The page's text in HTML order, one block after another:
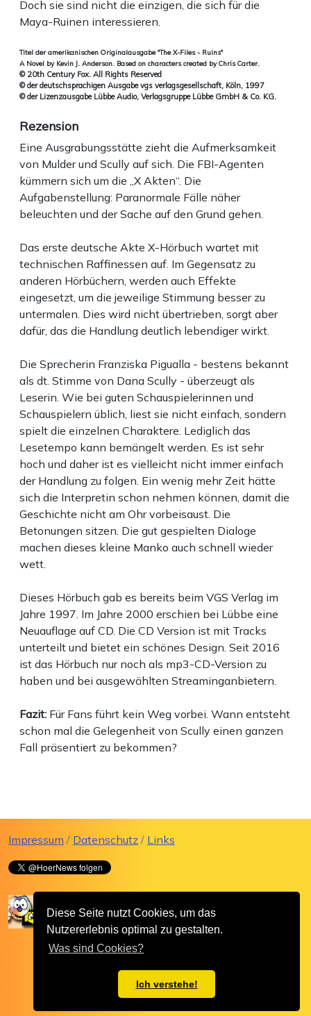
Diese Seite nutzt Cookies, um das
Nutzererlebnis optimal zu gestalten.
Was sind Cookies?
Ich verstehe!
Doch sie sind nicht die einzigen, die sich für die
Maya-Ruinen interessieren.
Titel der amerikanischen Originalausgabe "The X-Files - Ruins"
A Novel by Kevin J. Anderson. Based on characters created by Chris Carter.
© 20th Century Fox. All Rights Reserved
© der deutschsprachigen Ausgabe vgs verlagsgesellschaft, Köln, 1997
© der Lizenzausgabe Lübbe Audio, Verlagsgruppe Lübbe GmbH & Co. KG.
Rezension
Eine Ausgrabungsstätte zieht die Aufmerksamkeit
von Mulder und Scully auf sich. Die FBI-Agenten
kümmern sich um die „X Akten“. Die
Aufgabenstellung: Paranormale Fälle näher
beleuchten und der Sache auf den Grund gehen.
Das erste deutsche Akte X-Hörbuch wartet mit
technischen Raffinessen auf. Im Gegensatz zu
anderen Hörbüchern, werden auch Effekte
eingesetzt, um die jeweilige Stimmung besser zu
untermalen. Dies wird nicht übertrieben, sorgt aber
dafür, das die Handlung deutlich lebendiger wirkt.
Die Sprecherin Franziska Pigualla - bestens bekannt
als dt. Stimme von Dana Scully - überzeugt als
Leserin. Wie bei guten Schauspielerinnen und
Schauspielern üblich, liest sie nicht einfach, sondern
spielt die einzelnen Charaktere. Lediglich das
Lesetempo kann bemängelt werden. Es ist sehr
hoch und daher ist es vielleicht nicht immer einfach
der Handlung zu folgen. Ein wenig mehr Zeit hätte
sich die Interpretin schon nehmen können, damit die
Geschichte nicht am Ohr vorbeisaust. Die
Betonungen sitzen. Die gut gespielten Dialoge
machen dieses kleine Manko auch schnell wieder
wett.
Dieses Hörbuch gab es bereits beim VGS Verlag im
Jahre 1997. Im Jahre 2000 erschien bei Lübbe eine
Neuauflage auf CD. Die CD Version ist mit Tracks
unterteilt und bietet ein schönes Design. Seit 2016
ist das Hörbuch nur noch als mp3-CD-Version zu
haben und bei ausgewählten Streaminganbietern.
Fazit: Für Fans führt kein Weg vorbei. Wann entsteht
schon mal die Gelegenheit von Scully einen ganzen
Fall präsentiert zu bekommen?
Impressum / Datenschutz / Links